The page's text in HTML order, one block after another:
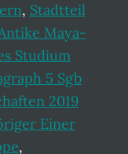
, Stadtteil
Maya-
Studium
5 Sgb
2019
Einer
,